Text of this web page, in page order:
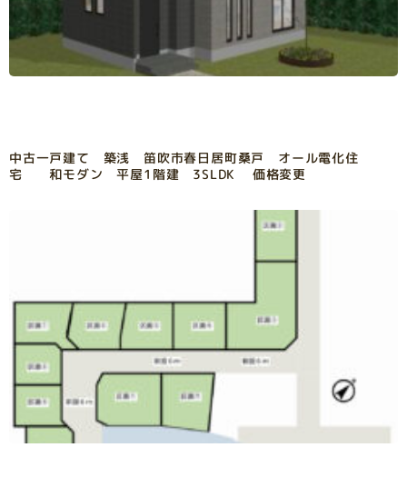
中古一戸建て 築浅 笛吹市春日居町桑戸 オール電化住
宅 和モダン 平屋1階建 3SLDK 価格変更